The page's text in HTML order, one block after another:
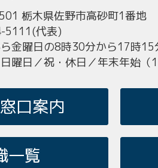
栃木県佐野市高砂町1番地
5111(代表)
金曜日の8時30分から17時15
曜日／祝・休日／年末年始
口案内
一覧